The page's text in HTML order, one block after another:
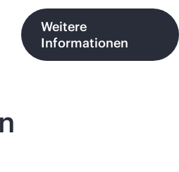
Weitere
Informationen